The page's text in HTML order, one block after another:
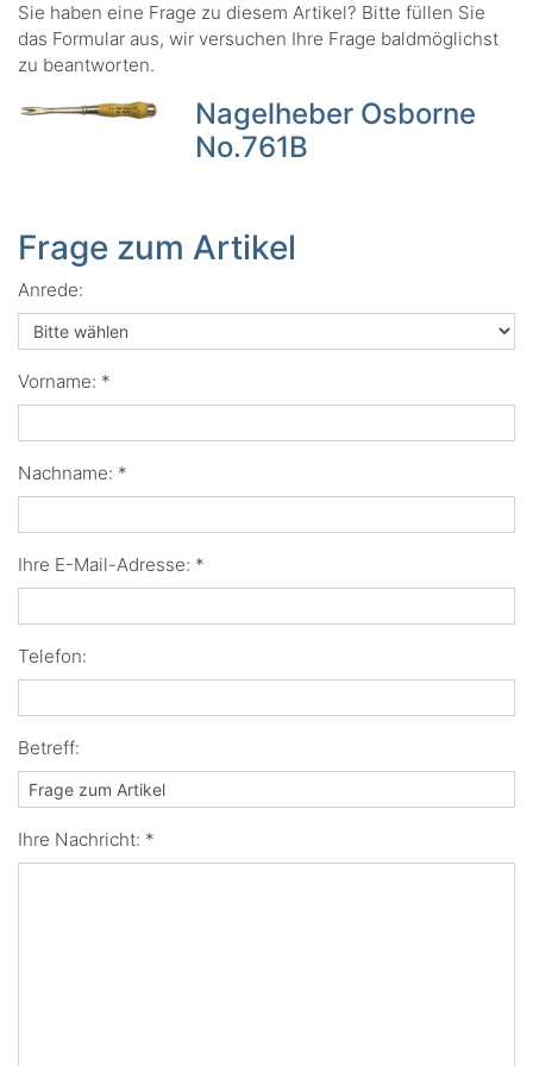
Sie haben eine Frage zu diesem Artikel? Bitte füllen Sie
das Formular aus, wir versuchen Ihre Frage baldmöglichst
zu beantworten.
Nagelheber Osborne
No.761B
Frage zum Artikel
Anrede:
Vorname: *
Nachname: *
Ihre E-Mail-Adresse: *
Telefon:
Betreff:
Ihre Nachricht: *